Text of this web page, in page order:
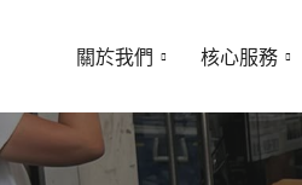
關於我們 核心服務